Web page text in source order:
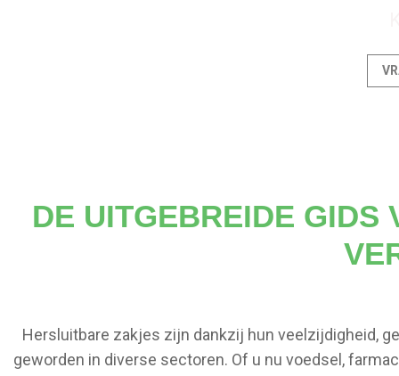
DE UITGEBREIDE GIDS
Hersluitbare zakjes zijn dankzij hun veelzijdigheid,
geworden in diverse sectoren. Of u nu voedsel,